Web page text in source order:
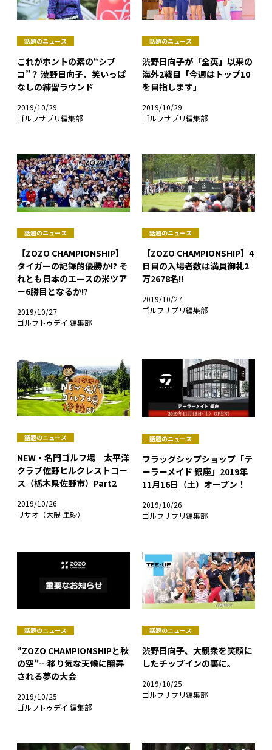
話題のニュース
これがホントの素の“シブ
コ”？ 渋野日向子、笑いっぱ
なしの練習ラウンド
2019/10/29
ゴルフサプリ編集部
話題のニュース
渋野日向子が「全英」以来の
海外2戦目「今週はトップ10
を目指します」
2019/10/29
ゴルフサプリ編集部
話題のニュース
【ZOZO CHAMPIONSHIP】
タイガーの記録的優勝か!? そ
れとも日本のエースの米ツア
ー6勝目となるか!?
2019/10/27
ゴルフトゥデイ 編集部
話題のニュース
【ZOZO CHAMPIONSHIP】4
日目の入場者数は満員御礼2
万2678名!!
2019/10/27
ゴルフサプリ編集部
話題のニュース
NEW・名門ゴルフ場｜太平洋
クラブ佐野ヒルクレストコー
ス（栃木県佐野市）Part2
2019/10/26
リサオ（大隈 里砂）
話題のニュース
フラッグシップショップ「テ
ーラーメイド 銀座」2019年
11月16日（土）オープン！
2019/10/26
ゴルフサプリ編集部
話題のニュース
“ZOZO CHAMPIONSHIPと秋
の空”…移り気な天候に翻弄
される夢の大会
2019/10/25
ゴルフトゥデイ 編集部
話題のニュース
渋野日向子、大観衆を笑顔に
したチップインの裏に。
2019/10/25
ゴルフサプリ編集部